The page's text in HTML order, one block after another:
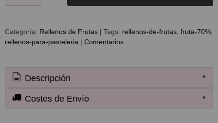
Categoría: Rellenos de Frutas | Tags: rellenos-de-frutas fruta-70%
rellenos-para-pasteleria | Comentarios
Descripción
Costes de Envío